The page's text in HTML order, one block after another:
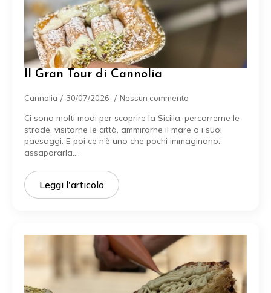
Il Gran Tour di Cannolia
Cannolia 30/07/2026 Nessun commento
Ci sono molti modi per scoprire la Sicilia: percorrerne le
strade, visitarne le città, ammirarne il mare o i suoi
paesaggi. E poi ce n’è uno che pochi immaginano:
assaporarla.…
Leggi l'articolo